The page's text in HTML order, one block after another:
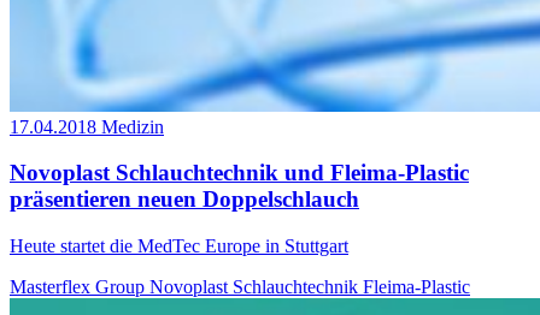
17.04.2018 Medizin
Novoplast Schlauchtechnik und Fleima-Plastic
präsentieren neuen Doppelschlauch
Heute startet die MedTec Europe in Stuttgart
Masterflex Group Novoplast Schlauchtechnik Fleima-Plastic